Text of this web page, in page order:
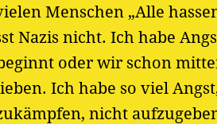
Menschen „Alle
Nazis nicht. Ich habe
oder wir schon
Ich habe so viel
nicht